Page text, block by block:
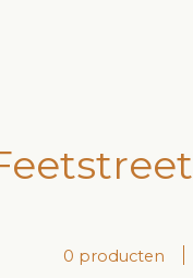
0 producten